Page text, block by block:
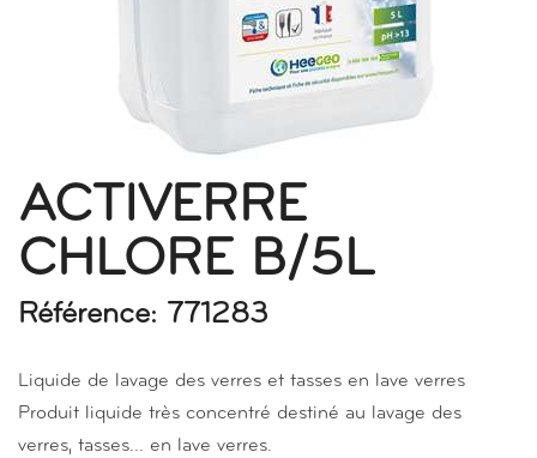
ACTIVERRE
CHLORE B/5L
Référence: 771283
Liquide de lavage des verres et tasses en lave verres
Produit liquide très concentré destiné au lavage des
verres, tasses... en lave verres.